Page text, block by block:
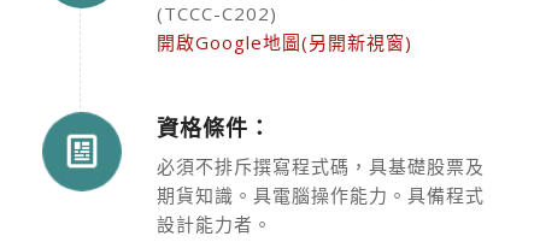
(TCCC-C202)
開啟Google地圖(另開新視窗)
資格條件：
必須不排斥撰寫程式碼，具基礎股票及
期貨知識。具電腦操作能力。具備程式
設計能力者。